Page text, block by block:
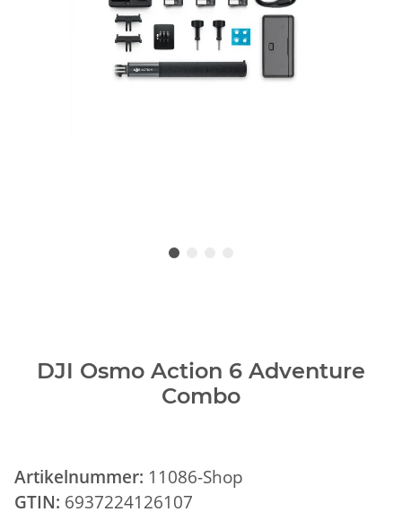
DJI Osmo Action 6 Adventure
Combo
Artikelnummer: 11086-Shop
GTIN: 6937224126107